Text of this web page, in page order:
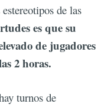
de las
es que su
de jugadores
2 horas.
turnos de